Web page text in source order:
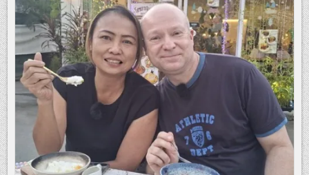
FÜR
ÜBER
3400
HAUSHALTE
IM
WETTERAUKREIS